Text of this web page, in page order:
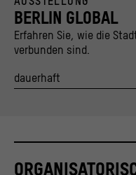
BERLIN GLOBAL
Erfahren Sie, wie die
verbunden sind.
dauerhaft
© Stiftung Stadtmuseum Berlin